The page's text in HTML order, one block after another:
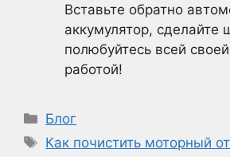
Вставьте обратно
аккумулятор, сделайте
полюбуйтесь всей
работой!
Рубрики
Блог
Метки
Как почистить моторный